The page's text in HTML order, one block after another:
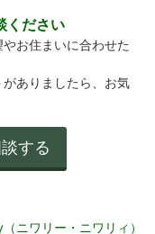
ください
お住まいに合わせた
ありましたら、お気